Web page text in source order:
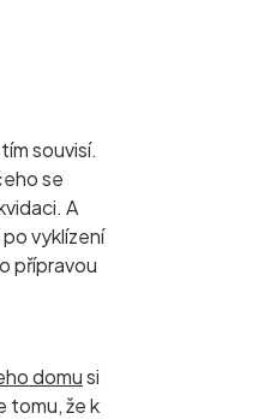
souvisí.
se
A
vyklízení
přípravou
domusi
tomu, že k